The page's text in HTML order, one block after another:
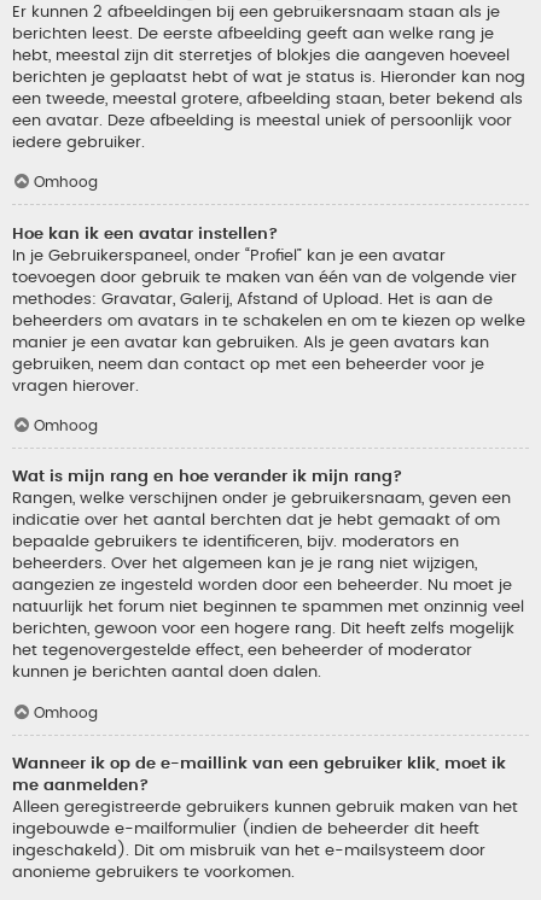
Er kunnen 2 afbeeldingen bij een gebruikersnaam staan als je
berichten leest. De eerste afbeelding geeft aan welke rang je
hebt, meestal zijn dit sterretjes of blokjes die aangeven hoeveel
berichten je geplaatst hebt of wat je status is. Hieronder kan nog
een tweede, meestal grotere, afbeelding staan, beter bekend als
een avatar. Deze afbeelding is meestal uniek of persoonlijk voor
iedere gebruiker.
Omhoog
Hoe kan ik een avatar instellen?
In je Gebruikerspaneel, onder “Profiel” kan je een avatar
toevoegen door gebruik te maken van één van de volgende vier
methodes: Gravatar, Galerij, Afstand of Upload. Het is aan de
beheerders om avatars in te schakelen en om te kiezen op welke
manier je een avatar kan gebruiken. Als je geen avatars kan
gebruiken, neem dan contact op met een beheerder voor je
vragen hierover.
Omhoog
Wat is mijn rang en hoe verander ik mijn rang?
Rangen, welke verschijnen onder je gebruikersnaam, geven een
indicatie over het aantal berchten dat je hebt gemaakt of om
bepaalde gebruikers te identificeren, bijv. moderators en
beheerders. Over het algemeen kan je je rang niet wijzigen,
aangezien ze ingesteld worden door een beheerder. Nu moet je
natuurlijk het forum niet beginnen te spammen met onzinnig veel
berichten, gewoon voor een hogere rang. Dit heeft zelfs mogelijk
het tegenovergestelde effect, een beheerder of moderator
kunnen je berichten aantal doen dalen.
Omhoog
Wanneer ik op de e-maillink van een gebruiker klik, moet ik
me aanmelden?
Alleen geregistreerde gebruikers kunnen gebruik maken van het
ingebouwde e-mailformulier (indien de beheerder dit heeft
ingeschakeld). Dit om misbruik van het e-mailsysteem door
anonieme gebruikers te voorkomen.